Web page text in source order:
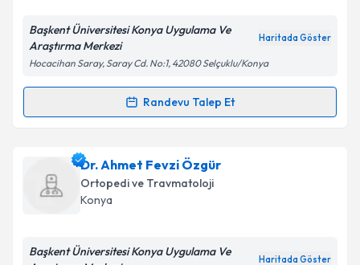
Kişisel verilerimin işlenmesine ilişkinAydınlatma
'ni okudum ve kişisel verilerimin belirtilen
kapsamda işlenmesini kabul ediyorum.
Takvim Talebini Gönder
Başkent Üniversitesi Konya Uygulama Ve
Araştırma Merkezi
Haritada Göster
Hocacihan Saray, Saray Cd. No:1, 42080 Selçuklu/Konya
Randevu Talep Et
Randevu Takvimi Talebi
Dr. Mehmet Tükenmez için randevu takvimi talebi
oluşturun. Size bu uzmandan randevu almanız için bir
takvim hazırlandığında e-posta ile bilgilendireceğiz.
Dr. Ahmet Fevzi Özgür
Ortopedi ve Travmatoloji
Konya
Başkent Üniversitesi Konya Uygulama Ve
Haritada Göster